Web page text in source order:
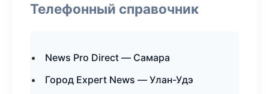
Телефонный справочник
News Pro Direct — Самара
Город Expert News — Улан-Удэ